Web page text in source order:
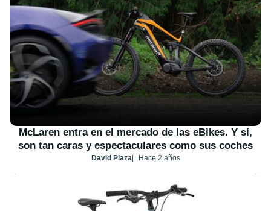
McLaren entra en el mercado de las eBikes. Y sí,
son tan caras y espectaculares como sus coches
David Plaza Hace 2 años